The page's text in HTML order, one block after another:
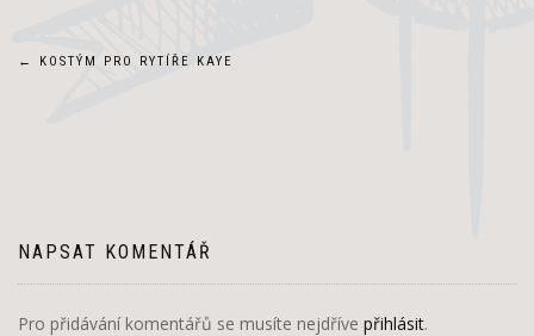
Navigace
← KOSTÝM PRO RYTÍŘE KAYE
NAPSAT KOMENTÁŘ
Pro přidávání komentářů se musíte nejdříve přihlásit.